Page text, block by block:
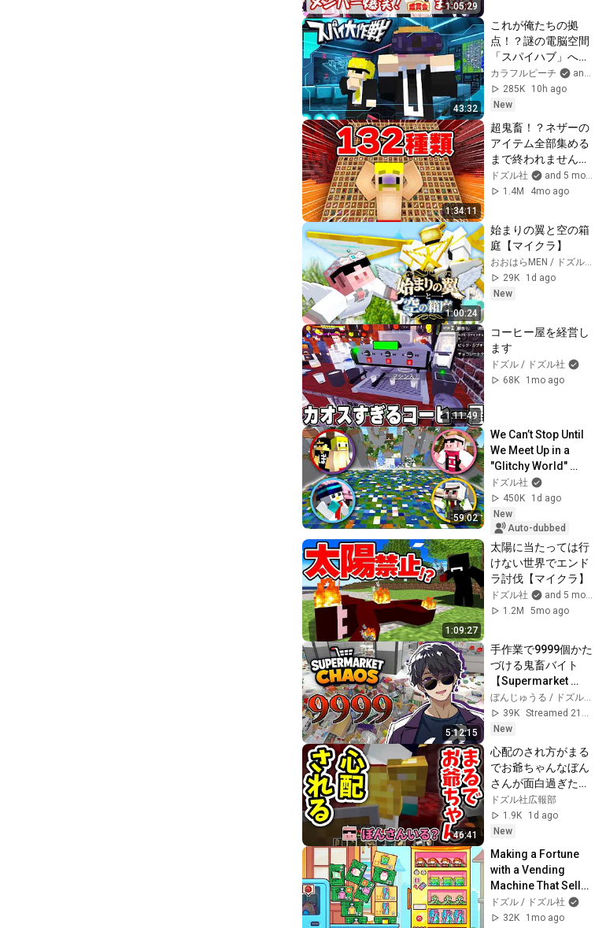
1:05:29
抜きで振り返る‼️メ
ンバー大爆笑のスク
ランブル鑑賞会シー
ンまとめ【ドズル社
切り抜き】
43:32
これが俺たちの拠
点！？謎の電脳空間
「スパイハブ」へ
【スパイ大作戦 4日
目】
カラフルピーチ
and PutiPuti＜P
285K
10h ago
New
1:34:11
超鬼畜！？ネザーの
アイテム全部集める
まで終われません！
【マイクラ】
ドズル社
and 5 more
1.4M
4mo ago
1:00:24
始まりの翼と空の箱
庭【マイクラ】
おおはらMEN / ドズル社
29K
1d ago
New
1:11:49
コーヒー屋を経営し
ます
ドズル / ドズル社
68K
1mo ago
59:02
We Can’t Stop Until
We Meet Up in a
"Glitchy World"
Where Health Is
Shared! [Minecraft]
ドズル社
450K
1d ago
New
Auto-dubbed
1:09:27
太陽に当たっては行
けない世界でエンド
ラ討伐【マイクラ】
ドズル社
and 5 more
1.2M
5mo ago
5:12:15
手作業で9999個かた
づける鬼畜バイト
【Supermarket
Chaos】
ぼんじゅうる / ドズル社
39K
Streamed 21h ago
New
46:41
心配のされ方がまる
でお爺ちゃんなぼん
さんが面白過ぎた
wwぼんおんの発狂
シーンもありま
す！！【切り抜き】
ドズル社広報部
1.9K
1d ago
New
Making a Fortune
with a Vending
Machine That Sells
Anything
ドズル / ドズル社
32K
1mo ago